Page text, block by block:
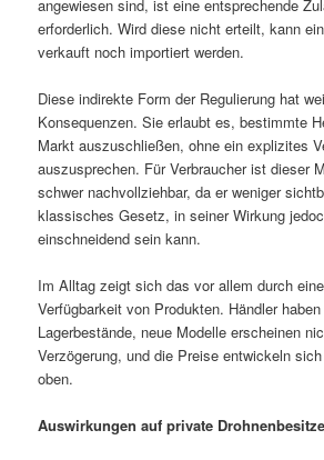
angewiesen sind, ist eine entsprechende
erforderlich. Wird diese nicht erteilt, kann
verkauft noch importiert werden.
Diese indirekte Form der Regulierung hat
Konsequenzen. Sie erlaubt es, bestimmte
Markt auszuschließen, ohne ein explizites
auszusprechen. Für Verbraucher ist dieser
schwer nachvollziehbar, da er weniger
klassisches Gesetz, in seiner Wirkung
einschneidend sein kann.
Im Alltag zeigt sich das vor allem durch
Verfügbarkeit von Produkten. Händler
Lagerbestände, neue Modelle erscheinen
Verzögerung, und die Preise entwickeln
oben.
Auswirkungen auf private